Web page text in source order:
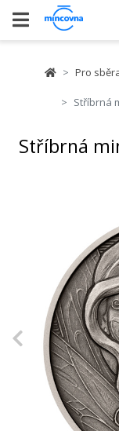
Pro
Stříbrná
Stříbrná
Previous